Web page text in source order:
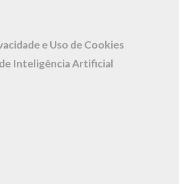
e Uso de Cookies
Inteligência Artificial